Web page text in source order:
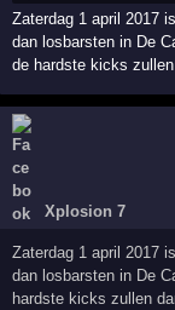
Zaterdag 1 april 2017
dan losbarsten in De
de hardste kicks
Xplosion 7
Zaterdag 1 april 2017
dan losbarsten in De
hardste kicks zullen